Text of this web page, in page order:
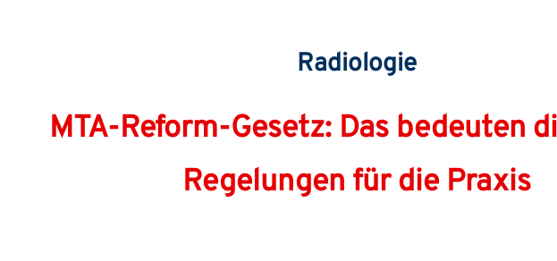
Radiologie
MTA-Reform-Gesetz: Das bedeuten
Regelungen für die Praxis